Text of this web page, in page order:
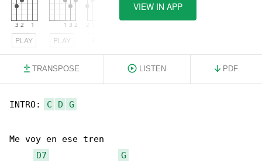
PLAY PLAY
VIEW IN APP
TRANSPOSE LISTEN PDF
INTRO: C D G
Me voy en ese tren
D7
G